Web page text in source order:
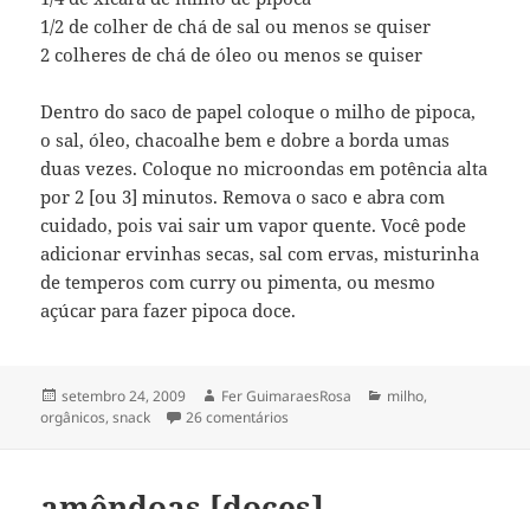
1/2 de colher de chá de sal ou menos se quiser
2 colheres de chá de óleo ou menos se quiser
Dentro do saco de papel coloque o milho de pipoca,
o sal, óleo, chacoalhe bem e dobre a borda umas
duas vezes. Coloque no microondas em potência alta
por 2 [ou 3] minutos. Remova o saco e abra com
cuidado, pois vai sair um vapor quente. Você pode
adicionar ervinhas secas, sal com ervas, misturinha
de temperos com curry ou pimenta, ou mesmo
açúcar para fazer pipoca doce.
Publicado
em
setembro 24, 2009 Autor
Fer GuimaraesRosa Categorias
milho,
orgânicos,snack 26 comentários